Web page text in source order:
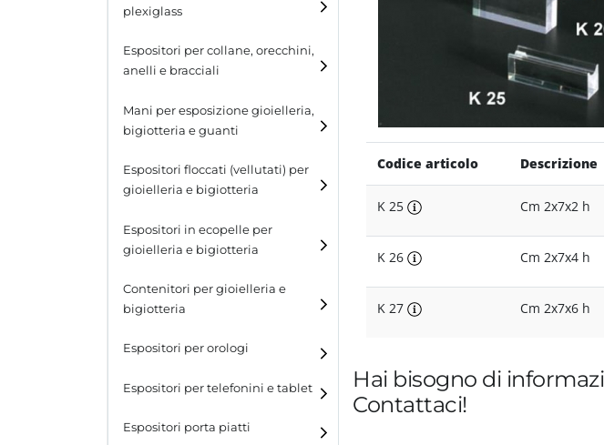
Scalette
plexiglass
Espositori per collane, orecchini,
anelli e bracciali
Espositori per collane
Espositori per anelli
Mani per esposizione gioielleria,
bigiotteria e guanti
Espositori floccati (vellutati) per
gioielleria e bigiotteria
Espositori in ecopelle per
gioielleria e bigiotteria
Contenitori per gioielleria e
bigiotteria
Espositori per orologi
Espositori per telefonini e tablet
Espositori porta piatti
Codice articolo Descrizione
K 25 Cm 2x7x2 h
K 26 Cm 2x7x4 h
K 27 Cm 2x7x6 h
Hai bisogno di
Contattaci!